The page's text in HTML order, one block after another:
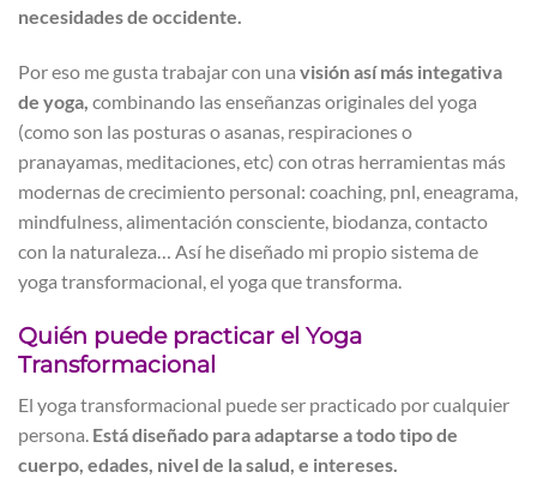
necesidades de occidente.
Por eso me gusta trabajar con una visión así más integativa
de yoga, combinando las enseñanzas originales del yoga
(como son las posturas o asanas, respiraciones o
pranayamas, meditaciones, etc) con otras herramientas más
modernas de crecimiento personal: coaching, pnl, eneagrama,
mindfulness, alimentación consciente, biodanza, contacto
con la naturaleza… Así he diseñado mi propio sistema de
yoga transformacional, el yoga que transforma.
Quién puede practicar el Yoga
Transformacional
El yoga transformacional puede ser practicado por cualquier
persona. Está diseñado para adaptarse a todo tipo de
cuerpo, edades, nivel de la salud, e intereses.